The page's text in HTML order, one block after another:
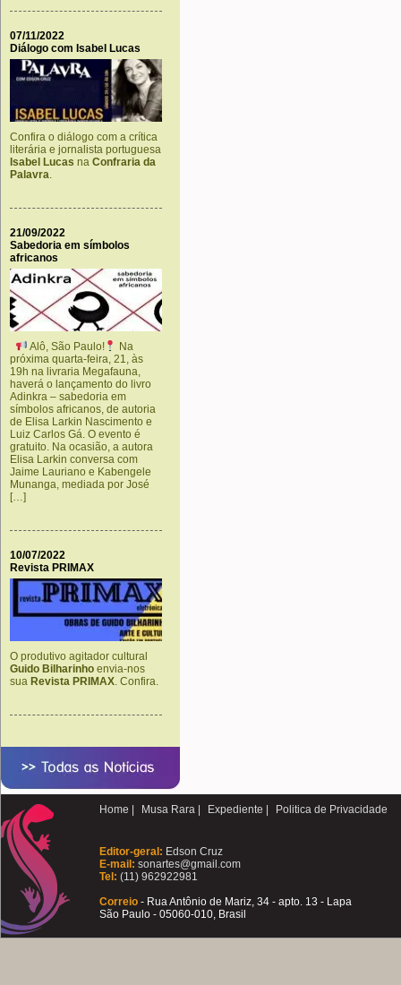
07/11/2022
Diálogo com Isabel Lucas
Confira o diálogo com a crítica
literária e jornalista portuguesa
Isabel Lucas na Confraria da
Palavra.
21/09/2022
Sabedoria em símbolos
africanos
Alô, São Paulo!
Na
próxima quarta-feira, 21, às
19h na livraria Megafauna,
haverá o lançamento do livro
Adinkra – sabedoria em
símbolos africanos, de autoria
de Elisa Larkin Nascimento e
Luiz Carlos Gá. O evento é
gratuito. Na ocasião, a autora
Elisa Larkin conversa com
Jaime Lauriano e Kabengele
Munanga, mediada por José
[…]
10/07/2022
Revista PRIMAX
O produtivo agitador cultural
Guido Bilharinho envia-nos
sua Revista PRIMAX. Confira.
Home | Musa Rara | Expediente | Politica de Privacidade
Editor-geral: Edson Cruz
E-mail: sonartes@gmail.com
Tel: (11) 962922981
Correio - Rua Antônio de Mariz, 34 - apto. 13 - Lapa
São Paulo - 05060-010, Brasil